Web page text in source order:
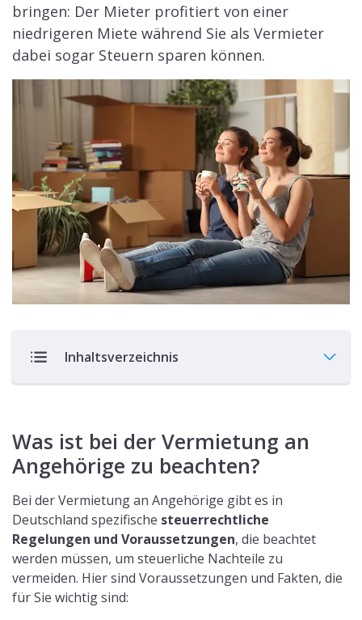
bringen: Der Mieter profitiert von einer
niedrigeren Miete während Sie als Vermieter
dabei sogar Steuern sparen können.
Inhaltsverzeichnis
Was ist bei der Vermietung an
Angehörige zu beachten?
Bei der Vermietung an Angehörige gibt es in
Deutschland spezifische steuerrechtliche
Regelungen und Voraussetzungen, die beachtet
werden müssen, um steuerliche Nachteile zu
vermeiden. Hier sind Voraussetzungen und Fakten, die
für Sie wichtig sind: